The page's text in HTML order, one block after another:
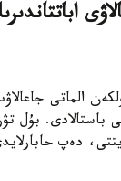
الماتى
بۇل
دەپ